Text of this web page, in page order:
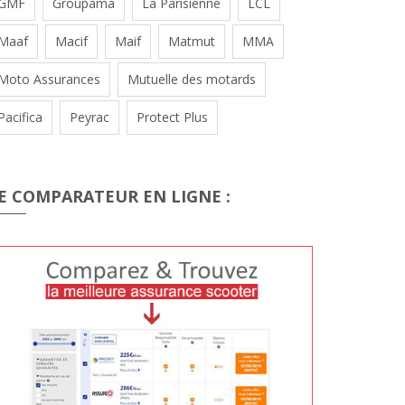
Macif Maif Matmut MMA
Assurances Mutuelle des motards
Peyrac Protect Plus
COMPARATEUR EN LIGNE :